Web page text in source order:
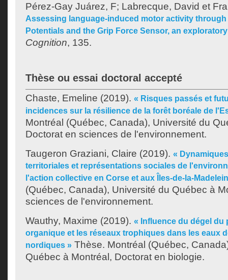
Pérez-Gay Juárez, F; Labrecque, David et
Assessing language-induced motor activity through
Potentials and the Grip Force Sensor, an
Cognition, 135.
Thèse ou essai doctoral accepté
Chaste, Emeline (2019). « Risques passés et
incidences sur la résilience de la forêt boréale de
Montréal (Québec, Canada), Université du
Doctorat en sciences de l'environnement.
Taugeron Graziani, Claire (2019). «
territoriales et représentations sociales de
l'action collective en Corse et aux Îles-de-la-
(Québec, Canada), Université du Québec à
sciences de l'environnement.
Wauthy, Maxime (2019). « Influence du dégel du
organique et les réseaux trophiques dans les eaux
nordiques » Thèse. Montréal (Québec,
Québec à Montréal, Doctorat en biologie.